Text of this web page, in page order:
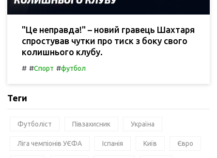
"Це неправда!" – новий гравець Шахтаря
спростував чутки про тиск з боку свого
колишнього клубу.
# #Спорт #футбол
Теги
Футболіст Півзахисник Україна
Ліга чемпіонів УЄФА Іспанія Київ Євро